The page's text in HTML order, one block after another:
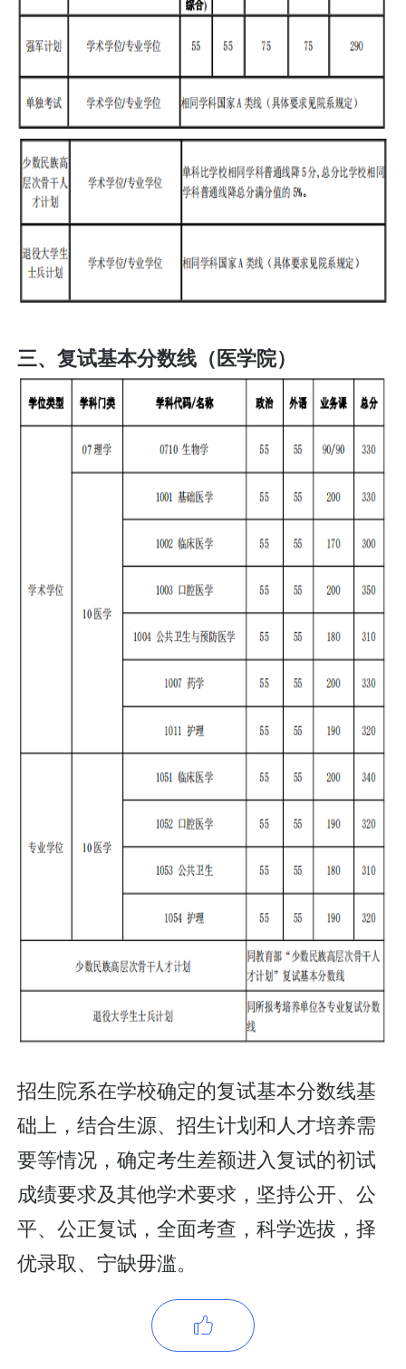
三、复试基本分数线（医学院）
招生院系在学校确定的复试基本分数线基
础上，结合生源、招生计划和人才培养需
要等情况，确定考生差额进入复试的初试
成绩要求及其他学术要求，坚持公开、公
平、公正复试，全面考查，科学选拔，择
优录取、宁缺毋滥。
